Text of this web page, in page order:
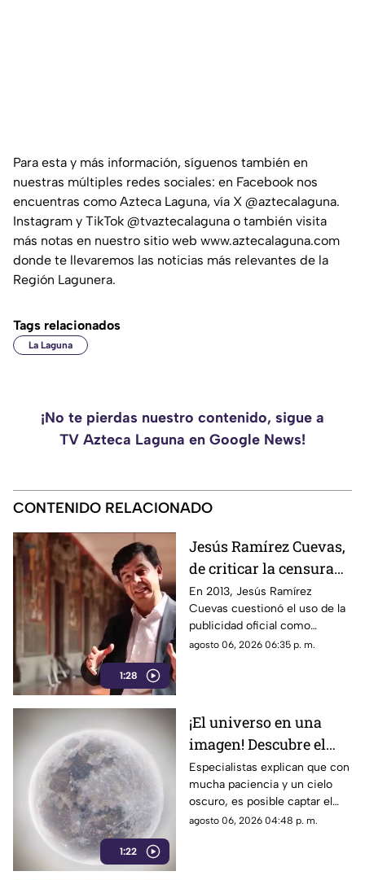
Para esta y más información, síguenos también en
nuestras múltiples redes sociales: en Facebook nos
encuentras como Azteca Laguna, vía X @aztecalaguna.
Instagram y TikTok @tvaztecalaguna o también visita
más notas en nuestro sitio web www.aztecalaguna.com
donde te llevaremos las noticias más relevantes de la
Región Lagunera.
Tags relacionados
La Laguna
¡No te pierdas nuestro contenido, sigue a
TV Azteca Laguna en Google News!
CONTENIDO RELACIONADO
1:28
Jesús Ramírez Cuevas,
de criticar la censura
por publicidad oficial a
ser señalado por
estrategia de control
informativo
En 2013, Jesús Ramírez
Cuevas cuestionó el uso de la
publicidad oficial como
herramienta para presionar a
relacionadas con la difusión de
la información.
agosto 06, 2026 06:35 p. m.
1:22
¡El universo en una
imagen! Descubre el
fascinante mundo de la
astrofotografía en La
Laguna
Especialistas explican que con
mucha paciencia y un cielo
oscuro, es posible captar el
aparente movimiento de las
agosto 06, 2026 04:48 p. m.